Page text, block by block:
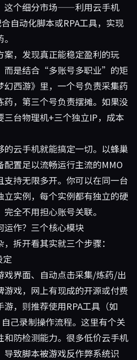
这个细分市场——利用云手机
自动化脚本或RPA工具，实现
案，发现真正能稳定盈利的玩
而是结合“多账号多职业”的矩
幻西游》里，一个号负责采集药
药，第三个号负责摆摊。如果没
三台物理机+三个独立IP，成本
的云手机就能搞定一切。以蜂巢
配置足以流畅运行主流的MMO
支持无限多开。你可以在同一台
立实例，每个实例都有独立的硬
全不用担心账号关联。
运作？三个核心模块
拆开看其实就三个步骤：
定
戏界面、自动点击采集/炼药/出
游戏，网上有现成的开源或付费
，则推荐使用RPA工具（如
己录制操作流程。这里有个关
和防检测能力。很多低价云手机
导致脚本被游戏反作弊系统识